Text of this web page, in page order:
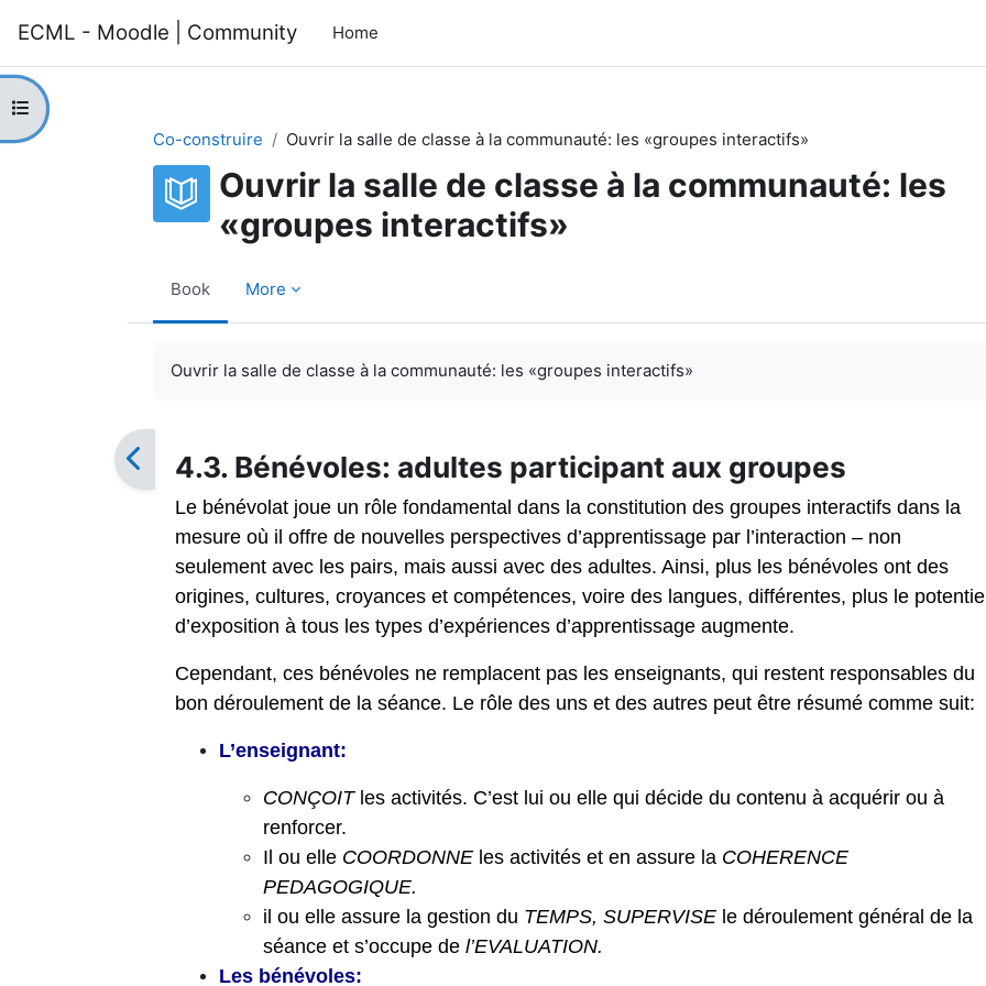
ECML - Moodle | Community Home
Open course index
Co-construire
Ouvrir la salle de classe à la communauté: les «groupes interactifs»
Ouvrir la salle de classe à la communauté: les
«groupes interactifs»
Book More
Ouvrir la salle de classe à la communauté: les «groupes interactifs»
4.3. Bénévoles: adultes participant aux groupes
Le bénévolat joue un rôle fondamental dans la constitution des groupes interactifs dans la
mesure où il offre de nouvelles perspectives d’apprentissage par l’interaction – non
seulement avec les pairs, mais aussi avec des adultes. Ainsi, plus les bénévoles ont des
origines, cultures, croyances et compétences, voire des langues, différentes, plus le
d’exposition à tous les types d’expériences d’apprentissage augmente.
Cependant, ces bénévoles ne remplacent pas les enseignants, qui restent responsables du
bon déroulement de la séance. Le rôle des uns et des autres peut être résumé comme suit:
L’enseignant:
CONÇOIT les activités. C’est lui ou elle qui décide du contenu à acquérir ou à
renforcer.
Il ou elle COORDONNEles activités et en assure la COHERENCE
PEDAGOGIQUE.
il ou elle assure la gestion du TEMPS, SUPERVISEle déroulement général de la
séance et s’occupe de l’EVALUATION.
Les bénévoles: